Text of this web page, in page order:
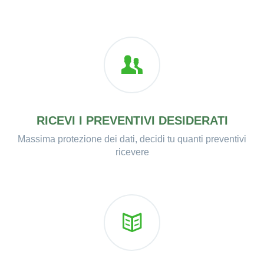
RICEVI I PREVENTIVI DESIDERATI
Massima protezione dei dati, decidi tu quanti preventivi
ricevere